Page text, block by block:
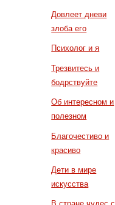
Довлеет дневи
злоба его
Психолог и я
Трезвитесь и
бодрствуйте
Об интересном и
полезном
Благочестиво и
красиво
Дети в мире
искусства